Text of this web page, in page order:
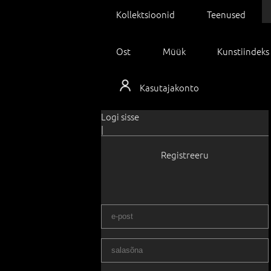
Kollektsioonid Teenused
Ost Müük Kunstiindeks
Kasutajakonto
Logi sisse
|
Registreeru